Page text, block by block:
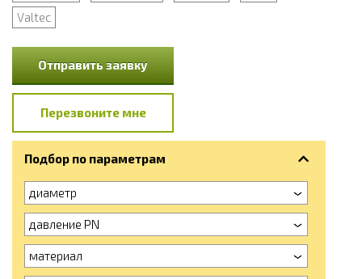
Valtec
Отправить заявку
Перезвоните мне
Подбор по параметрам
диаметр
давление PN
материал